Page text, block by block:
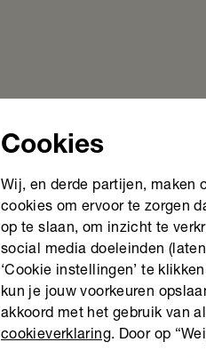
Cookies
Wij, en derde partijen, maken
cookies om ervoor te zorgen
op te slaan, om inzicht te
social media doeleinden
‘Cookie instellingen’ te
kun je jouw voorkeuren
akkoord met het gebruik van
cookieverklaring. Door op